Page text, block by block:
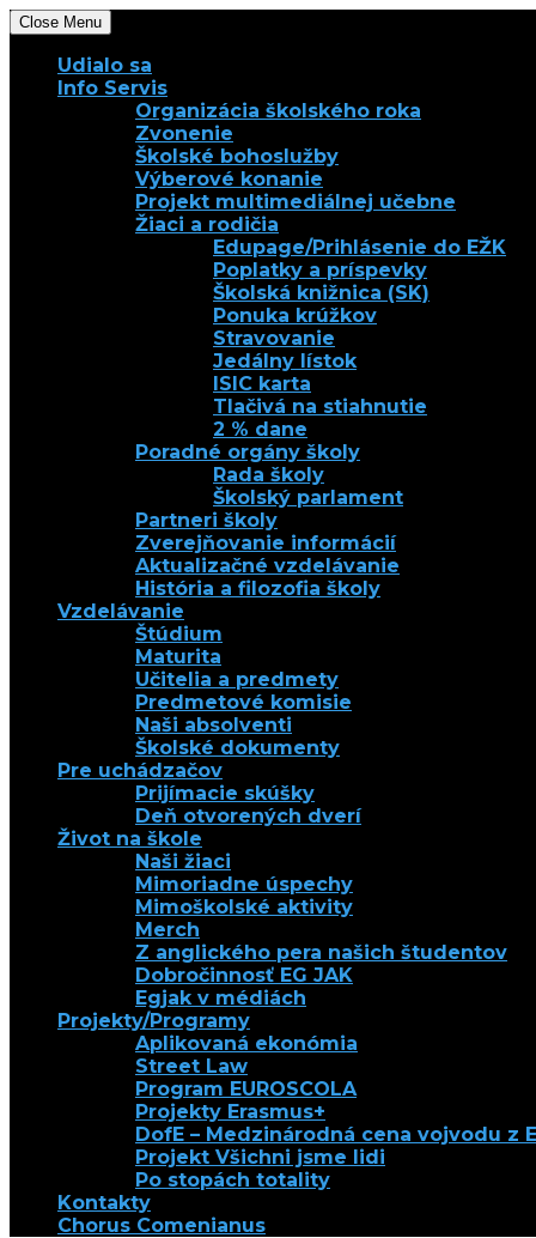
Close Menu
Udialo sa
Info Servis
Organizácia školského roka
Zvonenie
Školské bohoslužby
Výberové konanie
Projekt multimediálnej učebne
Žiaci a rodičia
Edupage/Prihlásenie do EŽK
Poplatky a príspevky
Školská knižnica (SK)
Ponuka krúžkov
Stravovanie
Jedálny lístok
ISIC karta
Tlačivá na stiahnutie
2 % dane
Poradné orgány školy
Rada školy
Školský parlament
Partneri školy
Zverejňovanie informácií
Aktualizačné vzdelávanie
História a filozofia školy
Vzdelávanie
Štúdium
Maturita
Učitelia a predmety
Predmetové komisie
Naši absolventi
Školské dokumenty
Pre uchádzačov
Prijímacie skúšky
Deň otvorených dverí
Život na škole
Naši žiaci
Mimoriadne úspechy
Mimoškolské aktivity
Merch
Z anglického pera našich študentov
Dobročinnosť EG JAK
Egjak v médiách
Projekty/Programy
Aplikovaná ekonómia
Street Law
Program EUROSCOLA
Projekty Erasmus+
DofE – Medzinárodná cena vojvodu z
Projekt Všichni jsme lidi
Po stopách totality
Kontakty
Chorus Comenianus